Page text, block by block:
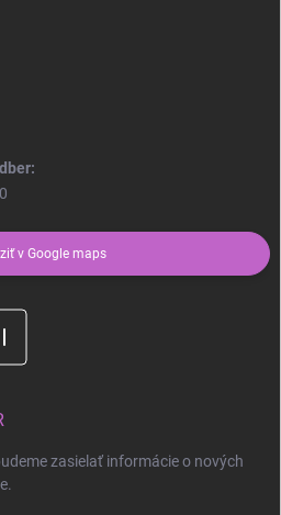
v Google maps
zasielať informácie o nových